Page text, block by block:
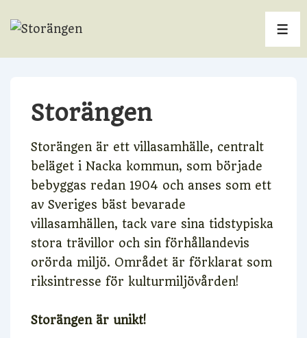
Hoppa
Storängen
Storängen är ett villasamhälle, centralt
beläget i Nacka kommun, som började
bebyggas redan 1904 och anses som ett
av Sveriges bäst bevarade
villasamhällen, tack vare sina tidstypiska
stora trävillor och sin förhållandevis
orörda miljö. Området är förklarat som
riksintresse för kulturmiljövården!
Storängen är unikt!